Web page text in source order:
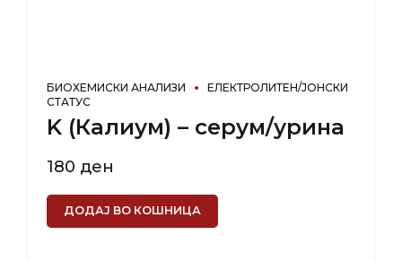
БИОХЕМИСКИ АНАЛИЗИ
ЕЛЕКТРОЛИТЕН/ЈОНСКИ
СТАТУС
K (Калиум) – серум/урина
180 ден
ДОДАЈ ВО КОШНИЦА